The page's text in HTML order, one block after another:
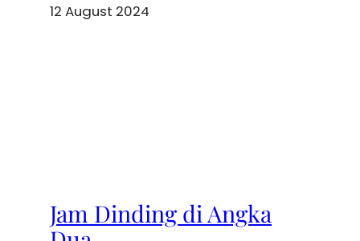
12 August 2024
Jam Dinding di Angka